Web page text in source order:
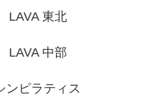
LAVA 東北
LAVA 中部
ンピラティス